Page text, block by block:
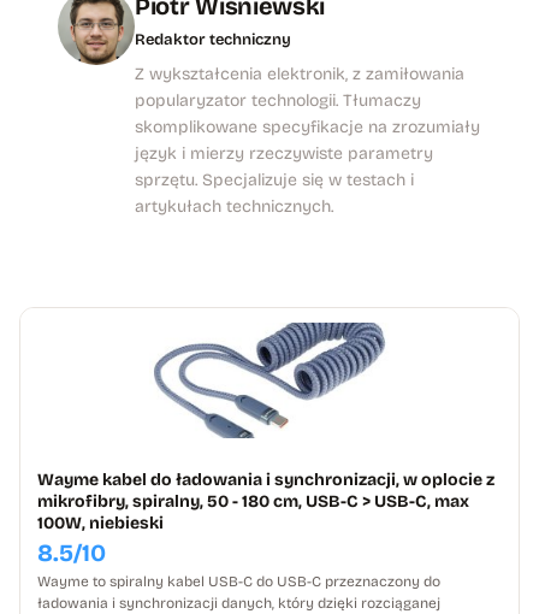
Redaktor techniczny
Z wykształcenia elektronik, z zamiłowania
popularyzator technologii. Tłumaczy
skomplikowane specyfikacje na zrozumiały
język i mierzy rzeczywiste parametry
sprzętu. Specjalizuje się w testach i
artykułach technicznych.
Wayme kabel do ładowania i synchronizacji, w oplocie z
mikrofibry, spiralny, 50 - 180 cm, USB-C > USB-C, max
100W, niebieski
8.5/10
Wayme to spiralny kabel USB-C do USB-C przeznaczony do
ładowania i synchronizacji danych, który dzięki rozciąganej